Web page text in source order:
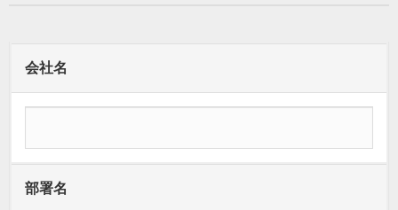
会社名
部署名